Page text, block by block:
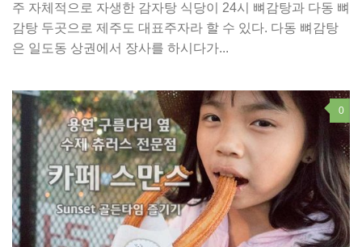
주 자체적으로 자생한 감자탕 식당이 24시 뼈감탕과 다동 뼈
감탕 두곳으로 제주도 대표주자라 할 수 있다. 다동 뼈감탕
은 일도동 상권에서 장사를 하시다가...
0